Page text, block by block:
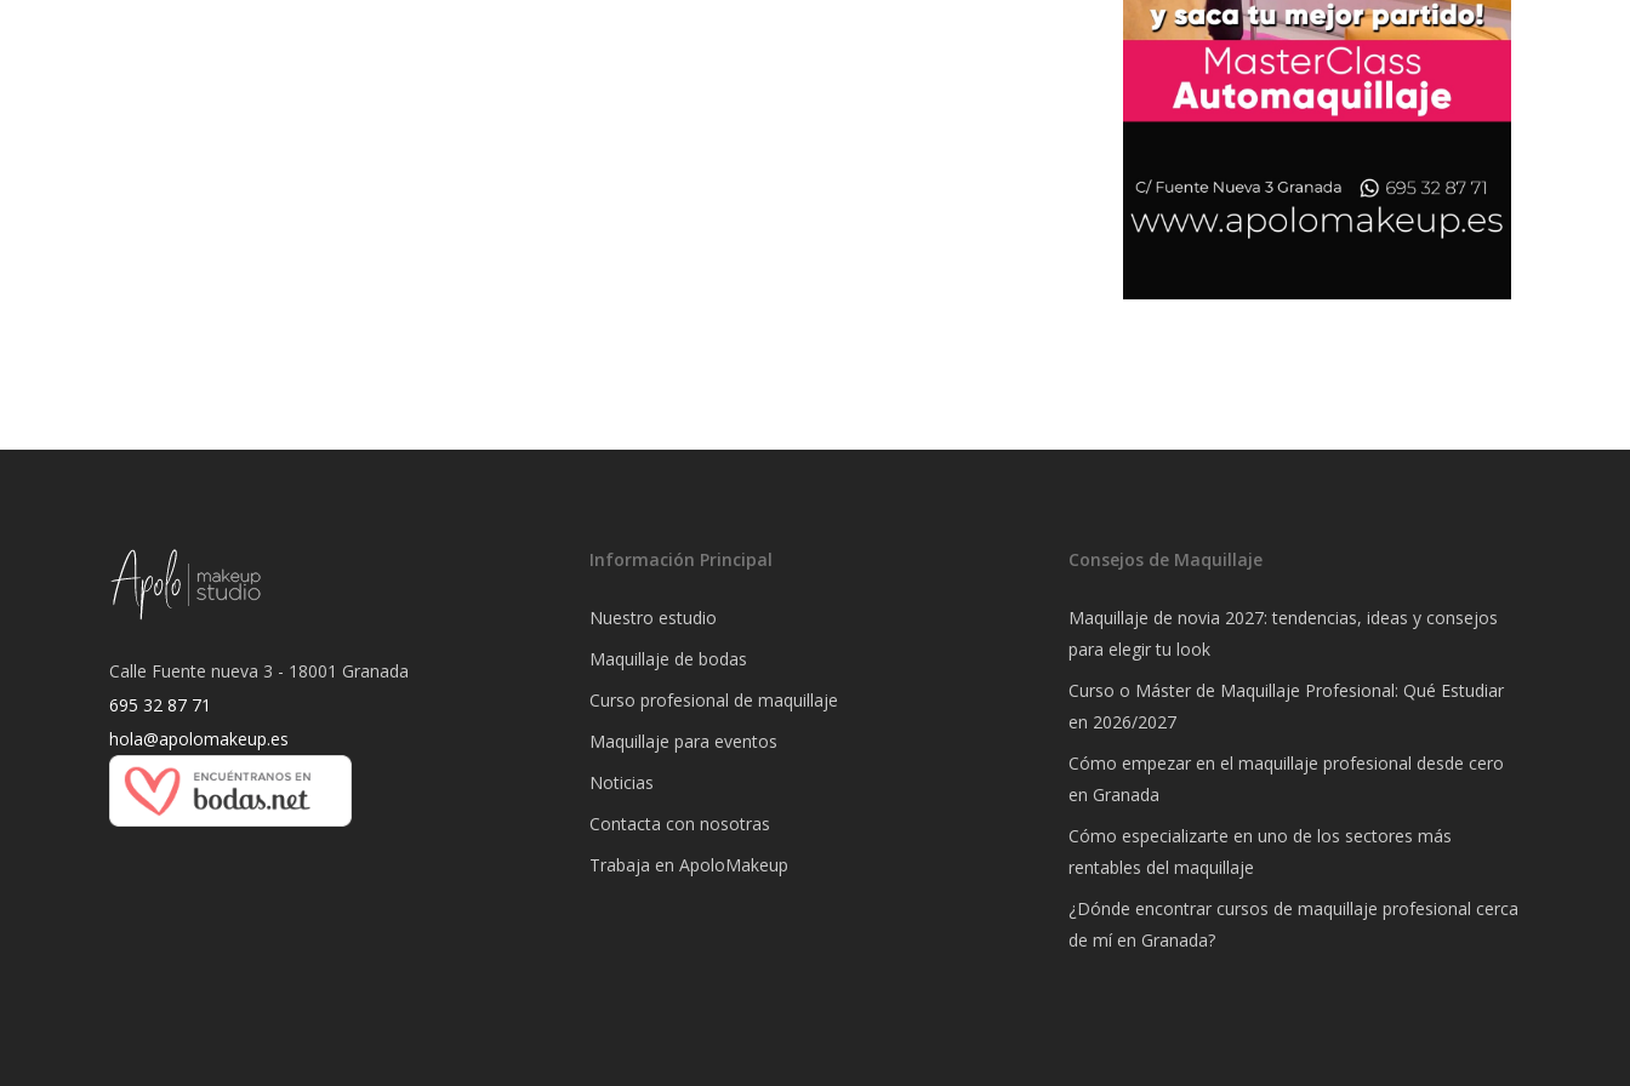
Calle Fuente nueva 3 - 18001 Granada
695 32 87 71
hola@apolomakeup.es
Información Principal
Nuestro estudio
Maquillaje de bodas
Curso profesional de maquillaje
Maquillaje para eventos
Noticias
Contacta con nosotras
Trabaja en ApoloMakeup
Consejos de Maquillaje
Maquillaje de novia 2027: tendencias, ideas y consejos
para elegir tu look
Curso o Máster de Maquillaje Profesional: Qué Estudiar
en 2026/2027
Cómo empezar en el maquillaje profesional desde cero
en Granada
Cómo especializarte en uno de los sectores más
rentables del maquillaje
¿Dónde encontrar cursos de maquillaje profesional cerca
de mí en Granada?